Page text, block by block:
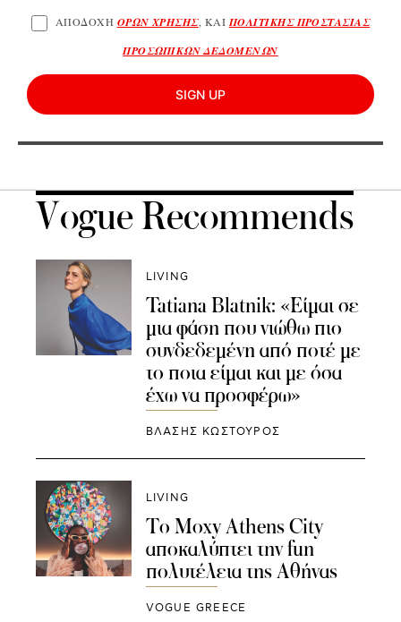
ΑΠΟΔΟΧΗ ΟΡΩΝ ΧΡΗΣΗΣ, ΚΑΙ ΠΟΛΙΤΙΚΗΣ ΠΡΟΣΤΑΣΙΑΣ
ΠΡΟΣΩΠΙΚΩΝ ΔΕΔΟΜΕΝΩΝ
SIGN UP
Vogue Recommends
LIVING
Tatiana Blatnik: «Είμαι σε
μια φάση που νιώθω πιο
συνδεδεμένη από ποτέ με
το ποια είμαι και με όσα
έχω να προσφέρω»
ΒΛΑΣΗΣ ΚΩΣΤΟΥΡΟΣ
LIVING
Το Moxy Athens City
αποκαλύπτει την fun
πολυτέλεια της Αθήνας
VOGUE GREECE